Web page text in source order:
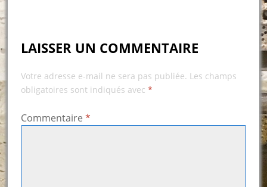
LAISSER UN COMMENTAIRE
Votre adresse e-mail ne sera pas publiée. Les champs
obligatoires sont indiqués avec *
Commentaire *